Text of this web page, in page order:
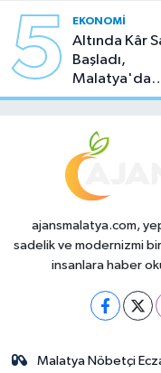
5 EKONOMI
Altında Kâr
Başladı,
Malatya'da
Makas Ne
ajansmalatya.com,
sadelik ve modernizmi
insanlara haber
Malatya Nöbetçi